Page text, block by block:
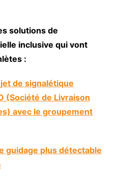
solutions de
inclusive qui vont
:
de signalétique
(Société de Livraison
avec le groupement
guidage plus détectable